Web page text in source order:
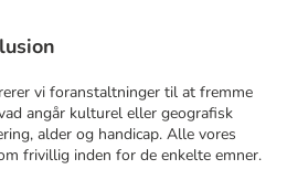
vi foranstaltninger til at fremme
angår kulturel eller geografisk
alder og handicap. Alle vores
frivillig inden for de enkelte emner.